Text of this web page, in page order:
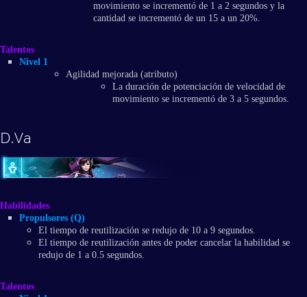
movimiento se incrementó de 1 a 2 segundos y la
cantidad se incrementó de un 15 a un 20%.
Talentos
Nivel 1
Agilidad mejorada (atributo)
La duración de potenciación de velocidad de
movimiento se incrementó de 3 a 5 segundos.
D.Va
Habilidades
Propulsores (Q)
El tiempo de reutilización se redujo de 10 a 9 segundos.
El tiempo de reutilización antes de poder cancelar la habilidad se
redujo de 1 a 0.5 segundos.
Talentos